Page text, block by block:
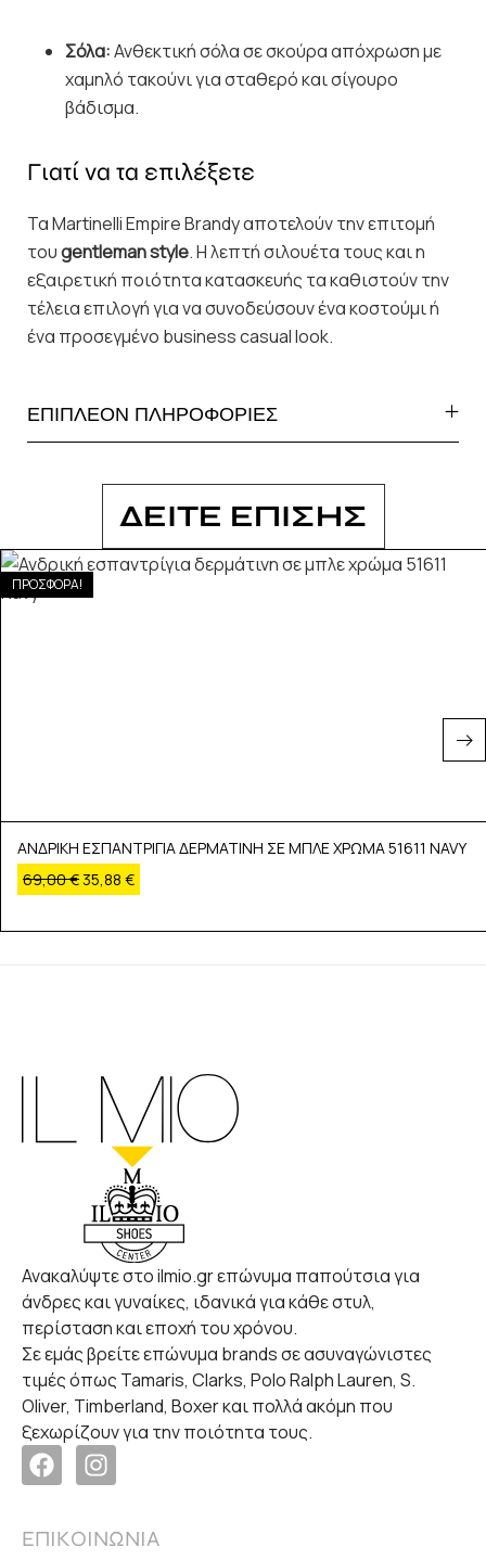
Σόλα:Ανθεκτική σόλα σε σκούρα απόχρωση με
χαμηλό τακούνι για σταθερό και σίγουρο
βάδισμα.
Γιατί να τα επιλέξετε
Τα Martinelli Empire Brandy αποτελούν την επιτομή
τουgentleman style. Η λεπτή σιλουέτα τους και η
εξαιρετική ποιότητα κατασκευής τα καθιστούν την
τέλεια επιλογή για να συνοδεύσουν ένα κοστούμι ή
ένα προσεγμένο business casual look.
ΕΠΙΠΛΕΟΝ ΠΛΗΡΟΦΟΡΙΕΣ
ΔΕΙΤΕ ΕΠΙΣΗΣ
ΠΡΟΣΦΟΡΑ!
ΑΝΔΡΙΚΗ ΕΣΠΑΝΤΡΙΓΙΑ ΔΕΡΜΑΤΙΝΗ ΣΕ ΜΠΛΕ ΧΡΩΜΑ 51611 NAVY
69,00€ 35,88 €
Ανακαλύψτε στο ilmio.gr επώνυμα παπούτσια για
άνδρες και γυναίκες, ιδανικά για κάθε στυλ,
περίσταση και εποχή του χρόνου.
Σε εμάς βρείτε επώνυμα brands σε ασυναγώνιστες
τιμές όπως Tamaris, Clarks, Polo Ralph Lauren, S.
Oliver, Timberland, Boxer και πολλά ακόμη που
ξεχωρίζουν για την ποιότητα τους.
ΕΠΙΚΟΙΝΩΝΙΑ